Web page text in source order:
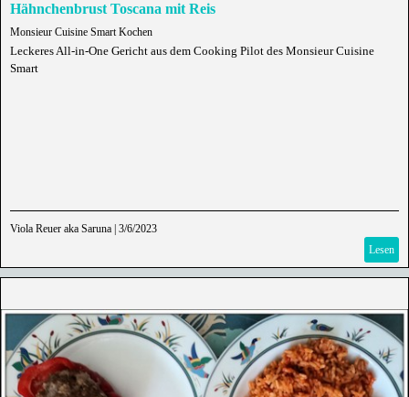
Hähnchenbrust Toscana mit Reis
Monsieur Cuisine Smart Kochen
Leckeres All-in-One Gericht aus dem Cooking Pilot des Monsieur Cuisine
Smart
Viola Reuer aka Saruna 3/6/2023
Lesen